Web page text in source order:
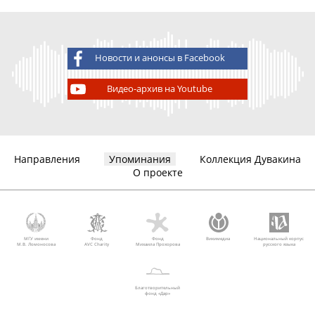
Новости и анонсы в Facebook
Видео-архив на Youtube
Направления Упоминания
Коллекция Дувакина
О проекте
МГУ имени
М.В. Ломоносова
Фонд
AVC Charity
Фонд
Михаила Прохорова
Викимедиа
Национальный корпус
русского языка
Благотворительный
фонд «Дар»